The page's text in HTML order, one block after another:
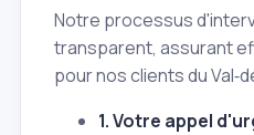
Notre processus
transparent, assurant
pour nos clients du
1. Votre appel